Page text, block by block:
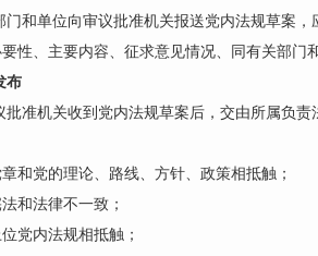
单位向审议批准机关报送党内法规草案，
性、主要内容、征求意见情况、同有关部门
布
机关收到党内法规草案后，交由所属负责
党的理论、路线、方针、政策相抵触；
法律不一致；
内法规相抵触；